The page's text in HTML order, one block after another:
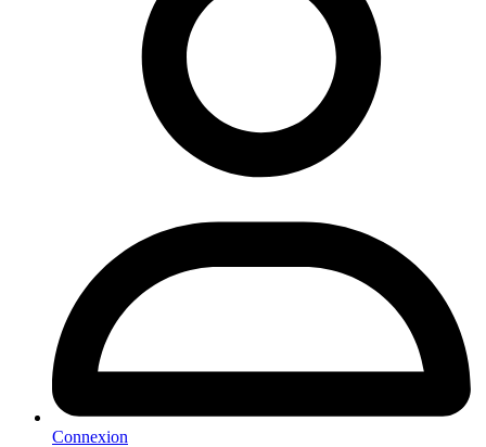
Connexion